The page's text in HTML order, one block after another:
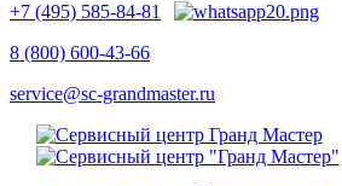
+7 (495) 585-84-81
8 (800) 600-43-66
service@sc-grandmaster.ru